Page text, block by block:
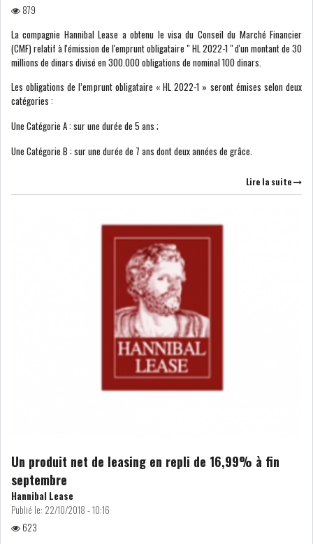
SONDAGES
COMMUNIQUÉS DE
PRESSE
BOURSE DE TUNIS : UN BILAN
LE CMF ET LA BANQUE DE
FRANCE RENFORCENT...
OFFICEPLAST CHERCHE DEUX
ADMINISTRATEURS...
L’ATB RENFORCE SON
ENGAGEMENT AUPRÈS DES...
FICHES SOCIÉTÉS
879
La compagnie Hannibal Lease a obtenu le visa du Conseil du Marché Financier
(CMF) relatif à l'émission de l'emprunt obligataire " HL 2022-1 " d'un montant de 30
millions de dinars divisé en 300.000 obligations de nominal 100 dinars.
Les obligations de l’emprunt obligataire « HL 2022-1 » seront émises selon deux
catégories :
Une Catégorie A : sur une durée de 5 ans ;
Une Catégorie B : sur une durée de 7 ans dont deux années de grâce.
Lire la suite
Un produit net de leasing en repli de 16,99% à fin
septembre
Hannibal Lease
Publié le: 22/10/2018 - 10:16
623